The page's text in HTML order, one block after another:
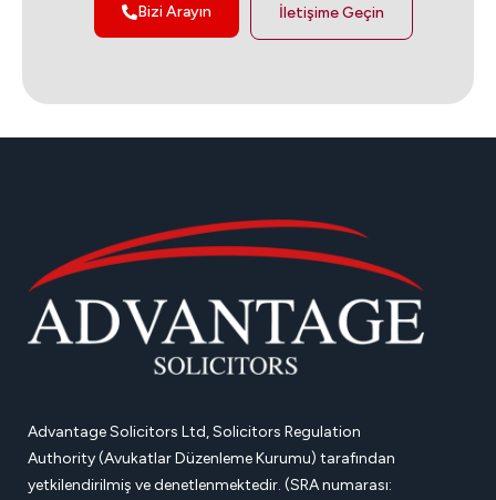
Bizi Arayın İletişime Geçin
Advantage Solicitors Ltd, Solicitors Regulation
Authority (Avukatlar Düzenleme Kurumu) tarafından
yetkilendirilmiş ve denetlenmektedir. (SRA numarası: